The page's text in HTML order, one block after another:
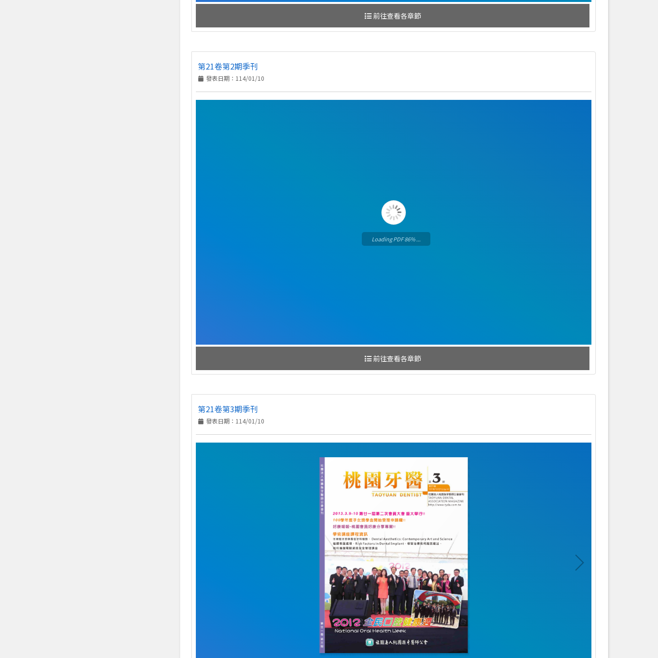
Loading PDF 100% ...
前往查看各章節
第21卷第2期季刊
發表日期：114/01/10
Loading PDF 100% ...
前往查看各章節
第21卷第3期季刊
發表日期：114/01/10